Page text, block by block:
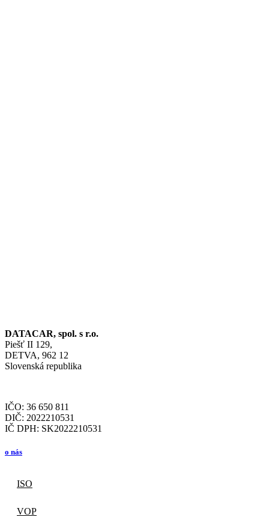
DATACAR, spol. s r.o.
Piešť II 129,
DETVA, 962 12
Slovenská republika
IČO: 36 650 811
DIČ: 2022210531
IČ DPH: SK2022210531
o nás
ISO
VOP